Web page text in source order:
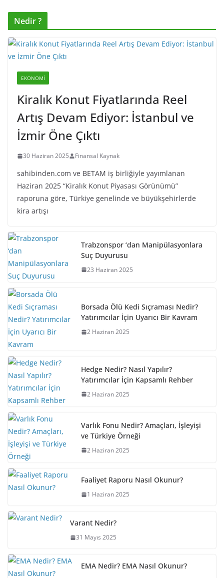
Nedir ?
EKONOMI
Kiralık Konut Fiyatlarında Reel
Artış Devam Ediyor: İstanbul ve
İzmir Öne Çıktı
30 Haziran 2025 Finansal Kaynak
sahibinden.com ve BETAM iş birliğiyle yayımlanan
Haziran 2025 “Kiralık Konut Piyasası Görünümü”
raporuna göre, Türkiye genelinde ve büyükşehirlerde
kira artışı
Trabzonspor ‘dan Manipülasyonlara
Suç Duyurusu
23 Haziran 2025
Borsada Ölü Kedi Sıçraması Nedir?
Yatırımcılar İçin Uyarıcı Bir Kavram
2 Haziran 2025
Hedge Nedir? Nasıl Yapılır?
Yatırımcılar İçin Kapsamlı Rehber
2 Haziran 2025
Varlık Fonu Nedir? Amaçları, İşleyişi
ve Türkiye Örneği
2 Haziran 2025
Faaliyet Raporu Nasıl Okunur?
1 Haziran 2025
Varant Nedir?
31 Mayıs 2025
EMA Nedir? EMA Nasıl Okunur?